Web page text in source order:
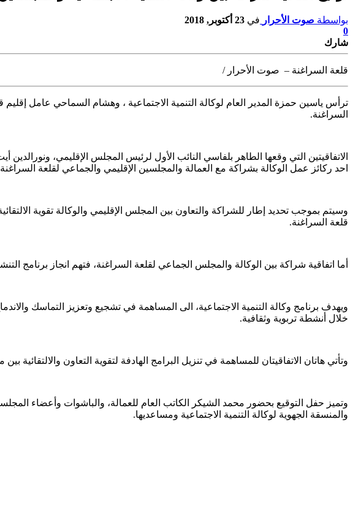
بواسطة صوت الأحرار في 23 أكتوبر, 2018
0
شارك
قلعة السراغنة – صوت الأحرار /
ترأس ياسين حمزة المدير العام لوكالة التنمية الاجتماعية ، وهشام السماحي عامل إقليم
السراغنة.
الاتفاقيتين التي وقعها الطاهر بلفاسي النائب الأول لرئيس المجلس الإقليمي،
احد ركائز عمل الوكالة بشراكة مع العمالة والمجلسين الإقليمي والجماعي لقلعة
وسيتم بموجب تحديد إطار للشراكة والتعاون بين المجلس الإقليمي والوكالة تقوية
قلعة السراغنة.
أما اتفاقية شراكة بين الوكالة والمجلس الجماعي لقلعة السراغنة، فتهم انجاز برنامج
ويهدف برنامج وكالة التنمية الاجتماعية، الى المساهمة في تشجيع وتعزيز التماسك
خلال أنشطة تربوية وثقافية.
وتأتي هاتان الاتفاقيتان للمساهمة في تنزيل البرامج الهادفة لتقوية التعاون والالتقائية
وتميز حفل التوقيع بحضور محمد الشيكر الكاتب العام للعمالة، والباشوات وأعضاء
والمنسقة الجهوية لوكالة التنمية الاجتماعية ومساعديها.